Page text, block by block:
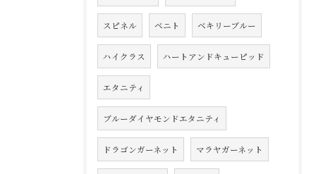
スピネル ベニト ベキリーブルー
ハイクラス ハートアンドキューピッド
エタニティ
ブルーダイヤモンドエタニティ
ドラゴンガーネット マラヤガーネット